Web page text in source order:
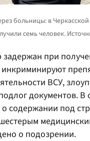
задержан при
инкриминируют
ВСУ,
документов. В
о содержании под
о подозрении.